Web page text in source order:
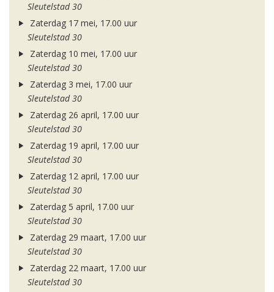
Sleutelstad 30
Zaterdag 17 mei, 17.00 uur
Sleutelstad 30
Zaterdag 10 mei, 17.00 uur
Sleutelstad 30
Zaterdag 3 mei, 17.00 uur
Sleutelstad 30
Zaterdag 26 april, 17.00 uur
Sleutelstad 30
Zaterdag 19 april, 17.00 uur
Sleutelstad 30
Zaterdag 12 april, 17.00 uur
Sleutelstad 30
Zaterdag 5 april, 17.00 uur
Sleutelstad 30
Zaterdag 29 maart, 17.00 uur
Sleutelstad 30
Zaterdag 22 maart, 17.00 uur
Sleutelstad 30